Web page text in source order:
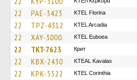
22 PAE-3423 KTEL Florina
22 TPZ-4312 KTEL Arcadia
22 XAY-3000 ΚΤΕL Euboea
22 TKT-7623 Крит
22 KBX-2430 KTEAL Kavalas
22 KPK-5522 KTEL Corinthia